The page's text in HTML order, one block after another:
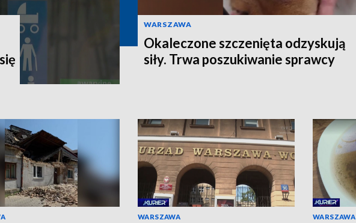
WARSZAWA
Okaleczone szczenięta odzyskują
siły. Trwa poszukiwanie sprawcy
WARSZAWA WARSZAWA